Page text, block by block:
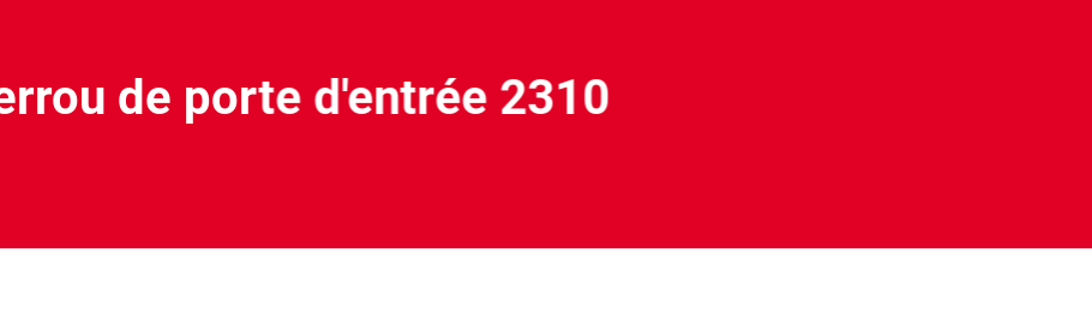
de porte d'entrée 2310